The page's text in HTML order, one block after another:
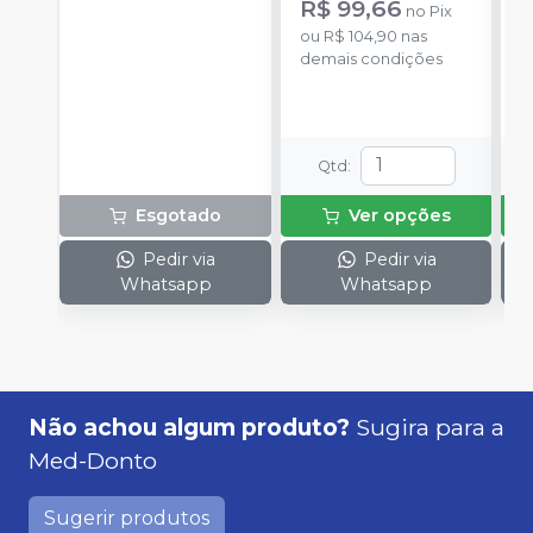
Esgotado
Pedir via
Whatsapp
R$ 99,66 no Pix
ou R$ 104,90 nas
demais condições
Qtd :
Ver opções
Pedir via
Whatsapp
Não achou algum produto? Sugira para a
Med-Donto
Sugerir produtos